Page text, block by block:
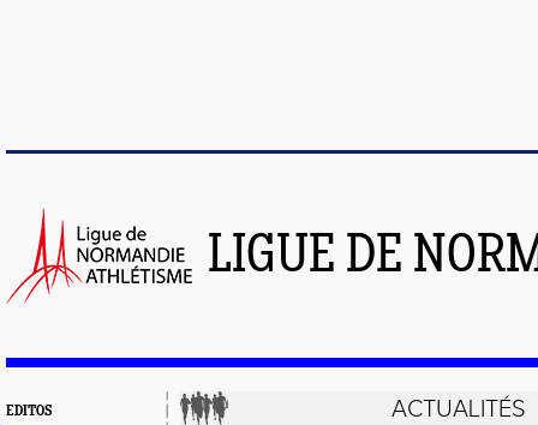
LIGUE DE
EDITOS ACTUALITÉS